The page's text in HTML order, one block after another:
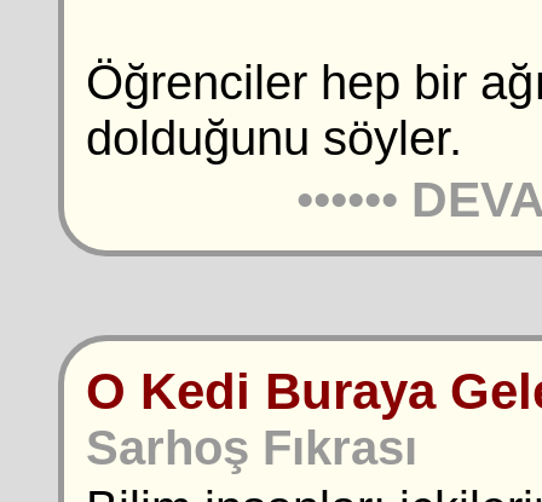
Öğrenciler hep bir
dolduğunu söyler.
••••••
O Kedi Buraya
Sarhoş Fıkrası